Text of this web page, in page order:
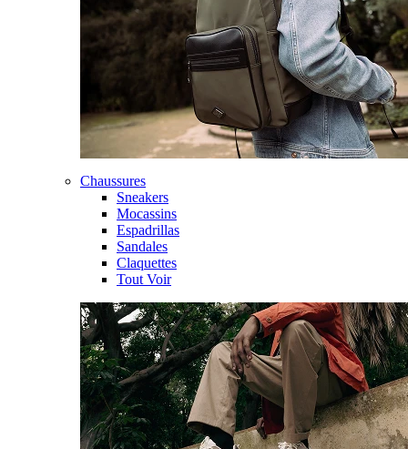
Chaussures
Sneakers
Mocassins
Espadrillas
Sandales
Claquettes
Tout Voir